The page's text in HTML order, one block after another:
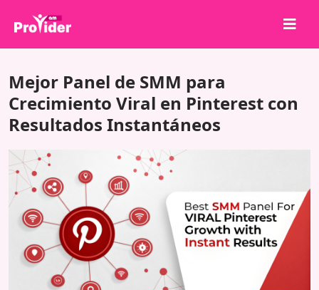
Sobre nosotros
Iniciar sesión
Registrarse
Servicios
API
Términos
Blog
Mejor Panel de SMM para
Crecimiento Viral en Pinterest con
Resultados Instantáneos